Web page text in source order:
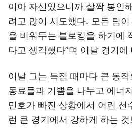
이아 자신있으니까 살짝 봉인
려고 많이 시도했다. 모든 팀
을 비워두는 블로킹을 하기에
다고 생각했다”며 이날 경기에
이날 그는 득점 때마다 큰 동
동료들과 기쁨을 나누고 에너
민호가 빠진 상황에서 어린 선
런 큰 경기에서 강하게 하는